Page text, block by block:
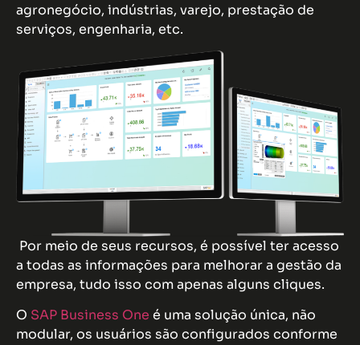
agronegócio, indústrias, varejo, prestação de
serviços, engenharia, etc.
Por meio de seus recursos, é possível ter acesso
a todas as informações para melhorar a gestão da
empresa, tudo isso com apenas alguns cliques.
O SAP Business One é uma solução única, não
modular, os usuários são configurados conforme